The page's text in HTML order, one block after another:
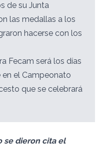
de su Junta
las medallas a los
hacerse con los
Fecam será los días
el Campeonato
que se celebrará
se dieron cita el